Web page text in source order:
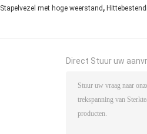
met hoge weerstand ,
Direct Stuur uw